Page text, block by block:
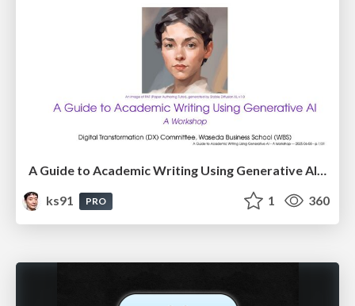
A Guide to Academic Writing Using Generative AI - A Workshop
ks91
PRO 1 360